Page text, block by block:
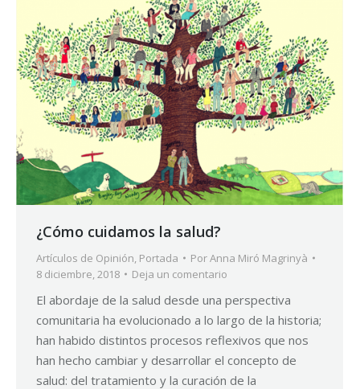
¿Cómo cuidamos la salud?
Artículos de Opinión, Portada PorAnna Miró Magrinyà
8 diciembre, 2018
Deja un comentario
El abordaje de la salud desde una perspectiva
comunitaria ha evolucionado a lo largo de la historia;
han habido distintos procesos reflexivos que nos
han hecho cambiar y desarrollar el concepto de
salud: del tratamiento y la curación de la